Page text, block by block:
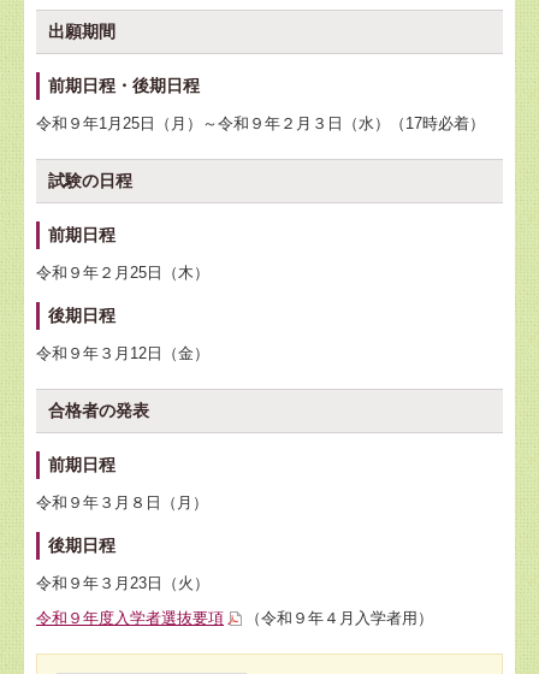
出願期間
前期日程・後期日程
令和９年1月25日（月）～令和９年２月３日（水）（17時必着）
試験の日程
前期日程
令和９年２月25日（木）
後期日程
令和９年３月12日（金）
合格者の発表
前期日程
令和９年３月８日（月）
後期日程
令和９年３月23日（火）
令和９年度入学者選抜要項
（令和９年４月入学者用）